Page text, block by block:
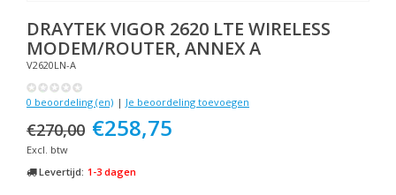
DRAYTEKVIGOR 2620 LTE WIRELESS
MODEM/ROUTER, ANNEX A
V2620LN-A
0 beoordeling (en) | Je beoordeling toevoegen
€270,00 €258,75
Excl. btw
Levertijd: 1-3 dagen